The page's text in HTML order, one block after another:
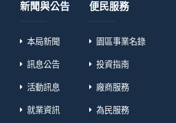
新聞與公告
本局新聞
訊息公告
活動訊息
就業資訊
便民服務
園區事業名錄
投資指南
廠商服務
為民服務